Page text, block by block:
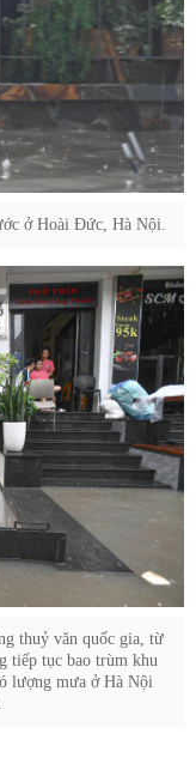
ở Hoài Đức, Hà Nội.
thuỷ văn quốc gia, từ
tiếp tục bao trùm khu
lượng mưa ở Hà Nội